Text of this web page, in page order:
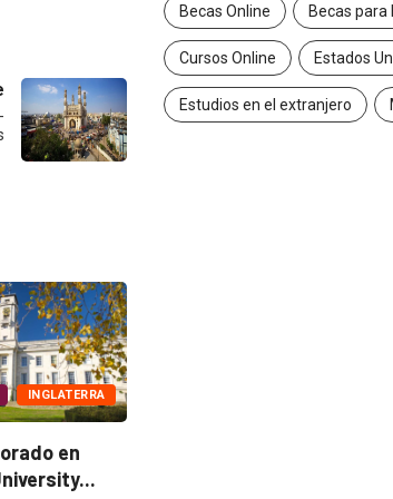
ASOCIACION UINICIL
Becas Online Becas para
Cursos Online Estados
Estudios en el extranjero